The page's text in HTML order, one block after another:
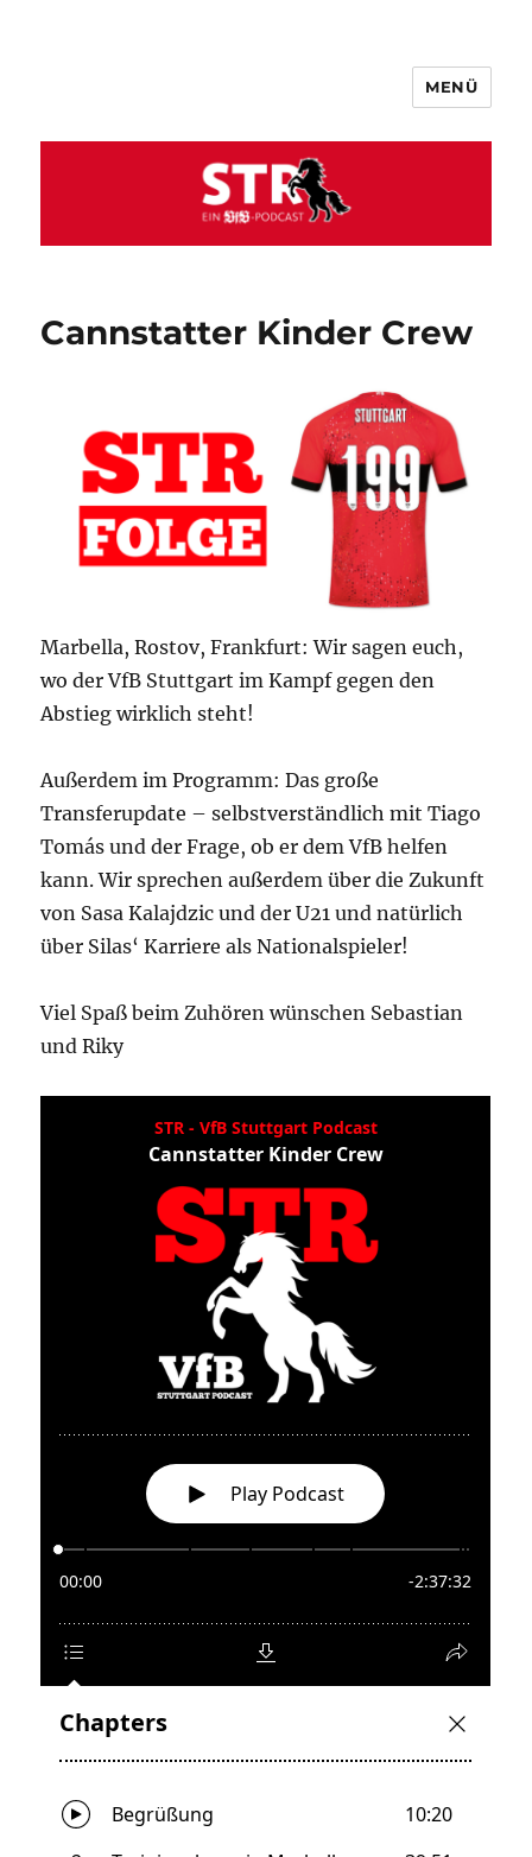
MENÜ
Cannstatter Kinder Crew
Marbella, Rostov, Frankfurt: Wir sagen euch,
wo der VfB Stuttgart im Kampf gegen den
Abstieg wirklich steht!
Außerdem im Programm: Das große
Transferupdate – selbstverständlich mit Tiago
Tomás und der Frage, ob er dem VfB helfen
kann. Wir sprechen außerdem über die Zukunft
von Sasa Kalajdzic und der U21 und natürlich
über Silas‘ Karriere als Nationalspieler!
Viel Spaß beim Zuhören wünschen Sebastian
und Riky